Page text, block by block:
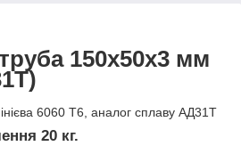
150х50х3 мм
6060 Т6, аналог сплаву АД31Т
20 кг.